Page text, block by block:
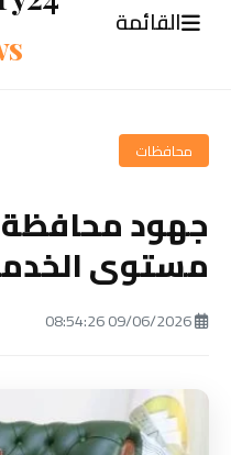
القائمة
محافظات
جهود محافظة
مستوى